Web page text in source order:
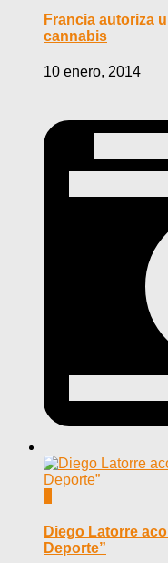
Francia autoriza
cannabis
10 enero, 2014
Diego Latorre
Deporte”